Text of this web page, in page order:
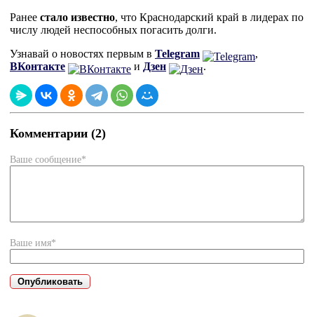
Ранее стало известно, что Краснодарский край в лидерах по
числу людей неспособных погасить долги.
Узнавай о новостях первым в Telegram
,
ВКонтакте
и Дзен .
Комментарии (2)
Ваше сообщение*
Ваше имя*